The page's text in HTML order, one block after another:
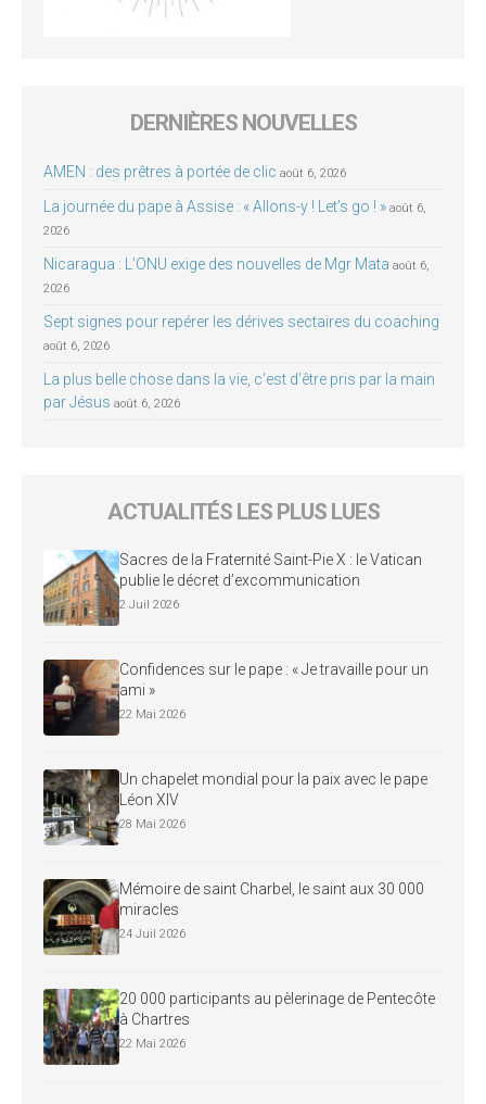
DERNIÈRES NOUVELLES
AMEN : des prêtres à portée de clic août 6, 2026
La journée du pape à Assise : « Allons-y ! Let’s go ! » août 6,
2026
Nicaragua : L’ONU exige des nouvelles de Mgr Mata août 6,
2026
Sept signes pour repérer les dérives sectaires du coaching
août 6, 2026
La plus belle chose dans la vie, c’est d’être pris par la main
par Jésus août 6, 2026
ACTUALITÉS LES PLUS LUES
Sacres de la Fraternité Saint-Pie X : le Vatican
publie le décret d’excommunication
2 Juil 2026
Confidences sur le pape : « Je travaille pour un
ami »
22 Mai 2026
Un chapelet mondial pour la paix avec le pape
Léon XIV
28 Mai 2026
Mémoire de saint Charbel, le saint aux 30 000
miracles
24 Juil 2026
20 000 participants au pèlerinage de Pentecôte
à Chartres
22 Mai 2026